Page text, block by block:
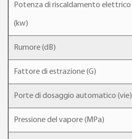
Potenza di riscaldamento elettrico
(kw)
Rumore (dB)
Fattore di estrazione (G)
Porte di dosaggio automatico (vie)
Pressione del vapore (MPa)